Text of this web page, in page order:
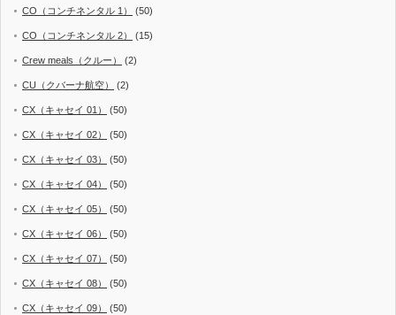
CO（コンチネンタル 1） (50)
CO（コンチネンタル 2） (15)
Crew meals（クルー） (2)
CU（クバーナ航空） (2)
CX（キャセイ 01） (50)
CX（キャセイ 02） (50)
CX（キャセイ 03） (50)
CX（キャセイ 04） (50)
CX（キャセイ 05） (50)
CX（キャセイ 06） (50)
CX（キャセイ 07） (50)
CX（キャセイ 08） (50)
CX（キャセイ 09） (50)